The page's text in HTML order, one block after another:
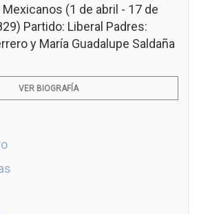
(1 de abril - 17 de
Partido: Liberal Padres:
y María Guadalupe Saldaña
VER BIOGRAFÍA